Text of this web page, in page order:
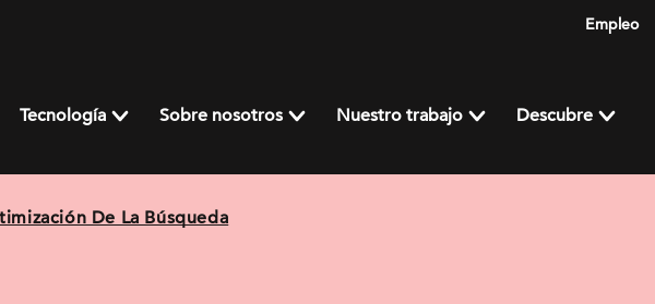
Empleo
Tecnología Sobre nosotros Nuestro trabajo Descubre
De La Búsqueda